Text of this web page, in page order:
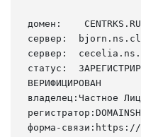
домен:    CENTRKS.RU
сервер:
сервер:
статус:
ВЕРИФИЦИРОВАН
владелец:Частное
форма-